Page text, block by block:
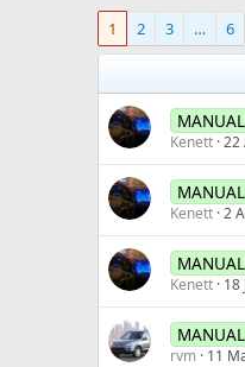
1
2 3 … 6
MANUAL
Kenett 22
MANUAL
Kenett 2
MANUAL
Kenett 18
MANUAL
rvm 11